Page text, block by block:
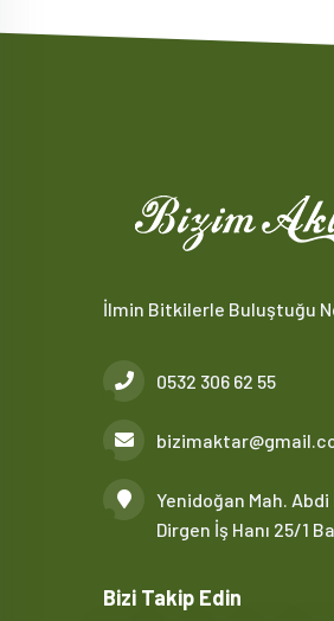
İlmin Bitkilerle Buluştuğu
0532 306 62 55
Yenidoğan Mah.
Dirgen İş Hanı 25/1
Bizi Takip Edin